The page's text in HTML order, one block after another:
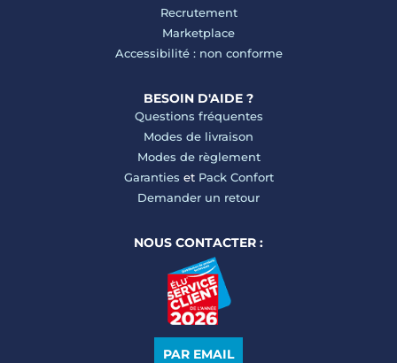
Recrutement
Marketplace
Accessibilité : non conforme
BESOIN D'AIDE ?
Questions fréquentes
Modes de livraison
Modes de règlement
Garanties et Pack Confort
Demander un retour
NOUS CONTACTER :
PAR EMAIL